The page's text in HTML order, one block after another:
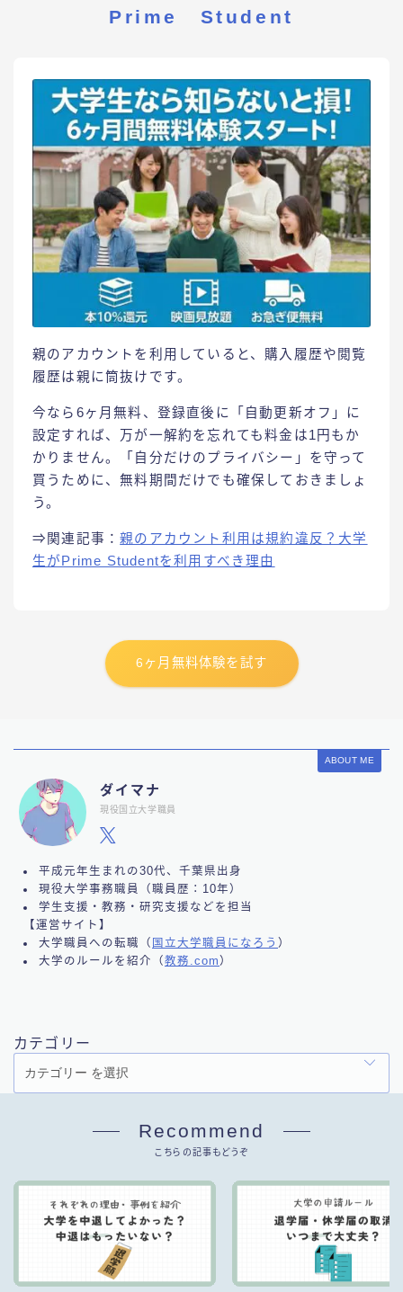
Prime Student
​親のアカウントを利用していると、購入履歴や閲覧
履歴は親に筒抜けです。​
今なら6ヶ月無料、登録直後に「自動更新オフ」に
設定すれば、万が一解約を忘れても料金は1円もか
かりません。「自分だけのプライバシー」を守って
買うために、無料期間だけでも確保しておきましょ
う。
⇒関連記事：親のアカウント利用は規約違反？大学
生がPrime Studentを利用すべき理由
6ヶ月無料体験を試す
ABOUT ME
ダイマナ
現役国立大学職員
平成元年生まれの30代、千葉県出身
現役大学事務職員（職員歴：10年）
学生支援・教務・研究支援などを担当
【運営サイト】
大学職員への転職（ 国立大学職員になろう ）
大学のルールを紹介（教務.com ）
カテゴリー
Recommend
こちらの記事もどうぞ